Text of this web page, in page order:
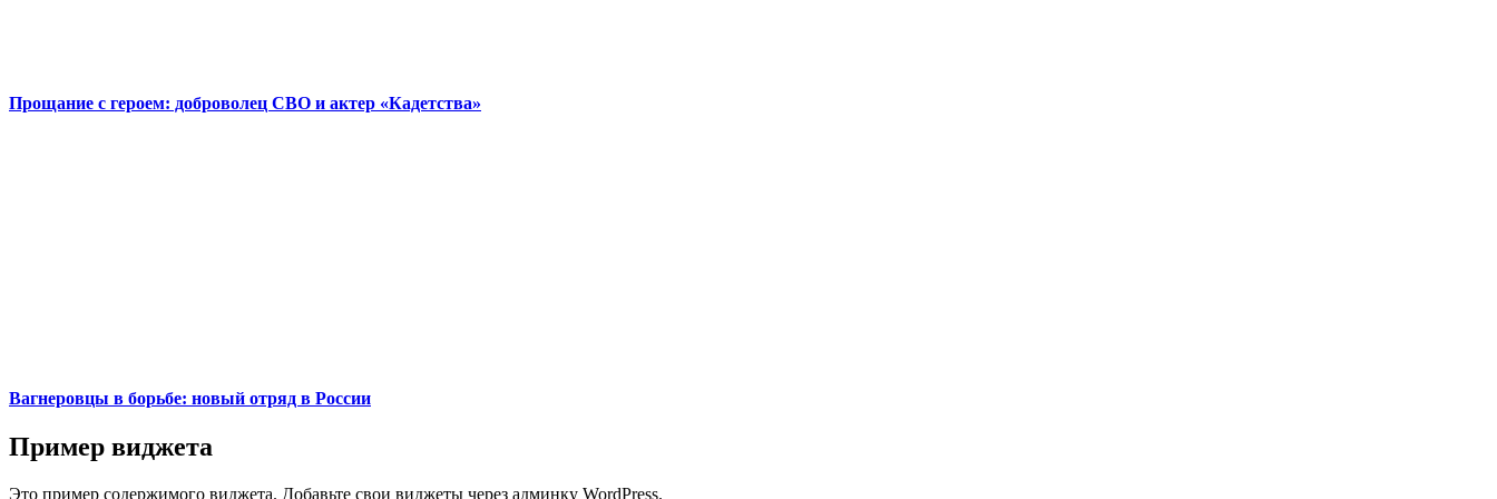
Прощание с героем: доброволец СВО и актер «Кадетства»
Вагнеровцы в борьбе: новый отряд в России
Пример виджета
Это пример содержимого виджета. Добавьте свои виджеты через админку WordPress.